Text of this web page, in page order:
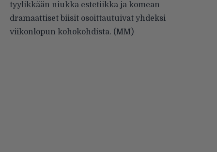
tyylikkään niukka estetiikka ja komean
dramaattiset biisit osoittautuivat yhdeksi
viikonlopun kohokohdista. (MM)